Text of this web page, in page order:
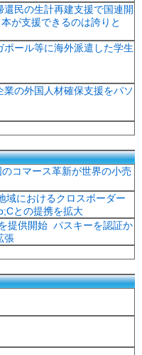
民の生計再建支援で国連開
が支援できるのは誇りと
ール等に海外派遣した学生
の外国人材確保支援をパソ
コマース革新が世界の小売
域におけるクロスボーダー
との提携を拡大
提供開始 パスキーを認証か
張